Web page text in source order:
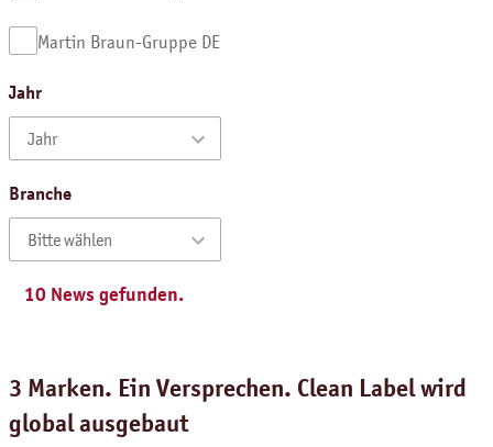
3 Marken. Ein Versprechen. Clean Label wird
global ausgebaut
10 News gefunden.
Martin Braun-Gruppe DE
Jahr
Jahr
Branche
Bitte wählen